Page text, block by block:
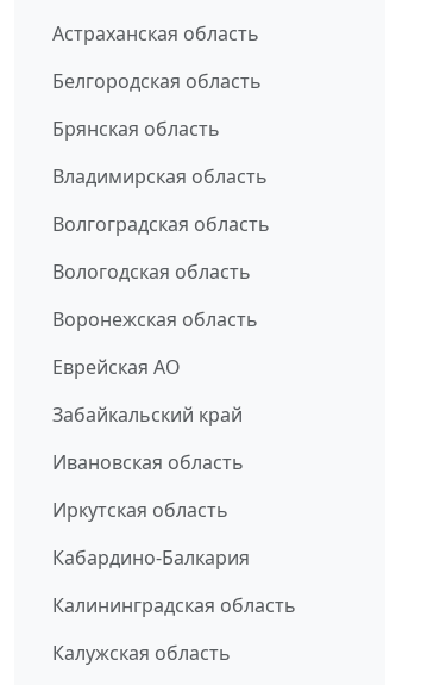
Астраханская область
Белгородская область
Брянская область
Владимирская область
Волгоградская область
Вологодская область
Воронежская область
Еврейская АО
Забайкальский край
Ивановская область
Иркутская область
Кабардино-Балкария
Калининградская область
Калужская область